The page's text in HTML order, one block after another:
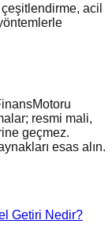
acil
resmi mali,
geçmez.
esas alın.
Getiri Nedir?